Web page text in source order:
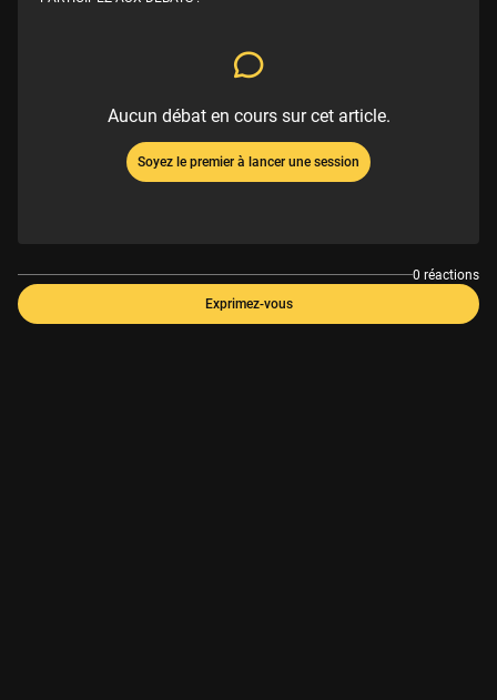
Aucun débat en cours sur cet article.
Soyez le premier à lancer une session
0 réactions
Exprimez-vous